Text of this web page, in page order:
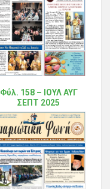
Φύλ. 158 – ΙΟΥΛ ΑΥΓ
ΣΕΠΤ 2025